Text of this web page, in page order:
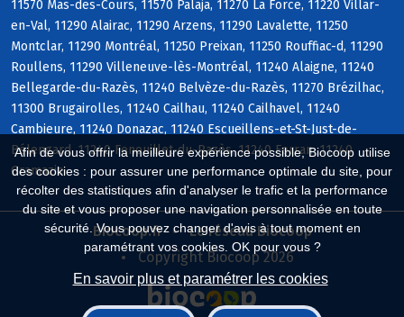
Afin de vous offrir la meilleure expérience possible, Biocoop utilise
des cookies : pour assurer une performance optimale du site, pour
récolter des statistiques afin d'analyser le trafic et la performance
du site et vous proposer une navigation personnalisée en toute
sécurité. Vous pouvez changer d'avis à tout moment en
paramétrant vos cookies. OK pour vous ?
En savoir plus et paramétrer les cookies
11570 Mas-des-Cours, 11570 Palaja, 11270 La Force, 11220 Villar-
en-Val, 11290 Alairac, 11290 Arzens, 11290 Lavalette, 11250
Montclar, 11290 Montréal, 11250 Preixan, 11250 Rouffiac-d, 11290
Roullens, 11290 Villeneuve-lès-Montréal, 11240 Alaigne, 11240
Bellegarde-du-Razès, 11240 Belvèze-du-Razès, 11270 Brézilhac,
11300 Brugairolles, 11240 Cailhau, 11240 Cailhavel, 11240
Cambieure, 11240 Donazac, 11240 Escueillens-et-St-Just-de-
Bélengard, 11240 Fenouillet-du-Razès, 11240 Ferran, 11240
Gramazie
Biocoop.fr
Le réseau Biocoop
Copyright Biocoop 2026